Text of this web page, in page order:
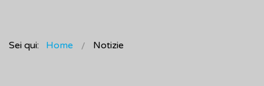
Sei qui: Home Notizie